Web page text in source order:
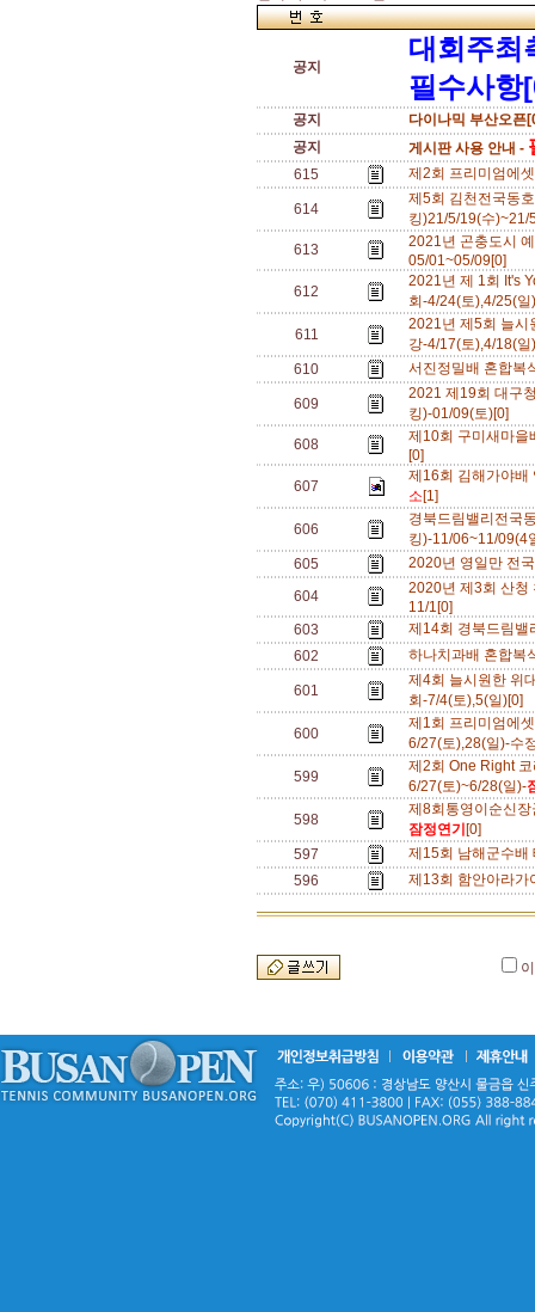
공지
대회주최
필수사항
공지
다이나믹 부산오픈
공지
게시판 사용 안내 -
615 제2회 프리미엄에
614
제5회 김천전국동
킹)21/5/19(수
613
2021년 곤충도시
05/01~05/09[0]
612
2021년 제 1회 It's
회-4/24(토),4/25(
611
2021년 제5회 늘시
강-4/17(토),4/18(
610
서진정밀배 혼합복
609
2021 제19회 대구
킹)-01/09(토)[0]
608
제10회 구미새마을
[0]
607
제16회 김해가야배
소[1]
606
경북드림밸리전국
킹)-11/06~11/
605
2020년 영일만 전
604
2020년 제3회 산청
11/1[0]
603
제14회 경북드림
602
하나치과배 혼합복
601
제4회 늘시원한 위
회-7/4(토),5(일)[0]
600
제1회 프리미엄에셋
6/27(토),28(일)-수
599
제2회 One Right
6/27(토)~6/28(일)-
598
제8회통영이순신
잠정연기 [0]
597
제15회 남해군수
596
제13회 함안아라